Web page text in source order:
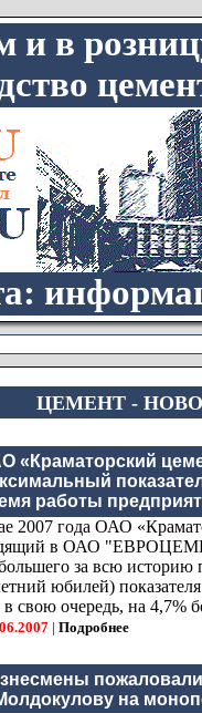
и в
ЦЕМЕНТ -
«Краматорский
работы
2007 года ОАО
в ОАО
за всю историю
юбилей)
в свою очередь, на 4,7%
| Подробнее
на